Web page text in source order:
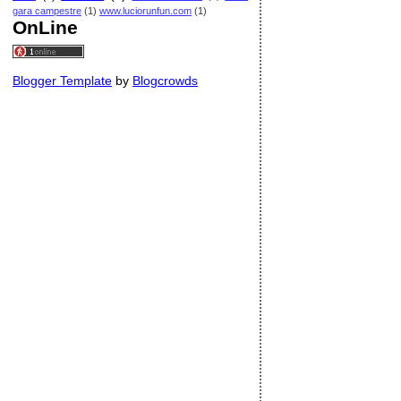
gara campestre (1) www.luciorunfun.com (1)
OnLine
Blogger Template by Blogcrowds